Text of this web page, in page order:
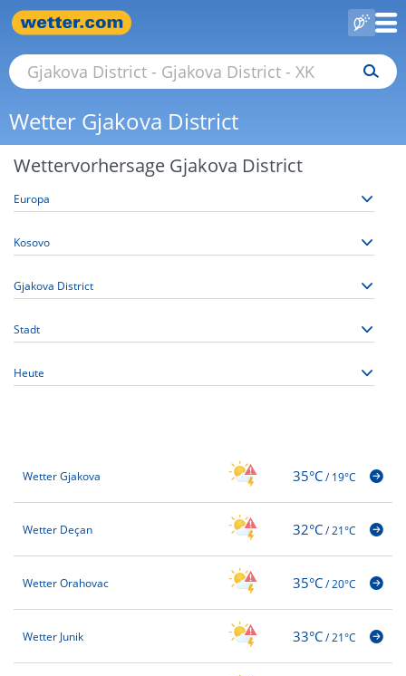
Wetter Gjakova District
Wettervorhersage Gjakova District
Wetter Gjakova 35°C/19°C
Wetter Deçan 32°C/21°C
Wetter Orahovac 35°C/20°C
Wetter Junik 33°C/21°C